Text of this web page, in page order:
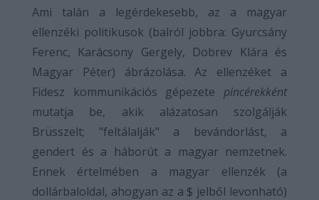
Ami talán a legérdekesebb, az a magyar
ellenzéki politikusok (balról jobbra: Gyurcsány
Ferenc, Karácsony Gergely, Dobrev Klára és
Magyar Péter) ábrázolása. Az ellenzéket a
Fidesz kommunikációs gépezete pincérekként
mutatja be, akik alázatosan szolgálják
Brüsszelt; "feltálalják" a bevándorlást, a
gendert és a háborút a magyar nemzetnek.
Ennek értelmében a magyar ellenzék (a
dollárbaloldal, ahogyan az a $ jelből levonható)